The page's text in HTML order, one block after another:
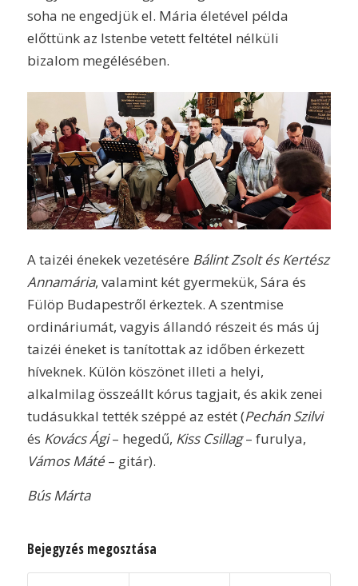
soha ne engedjük el. Mária életével példa
előttünk az Istenbe vetett feltétel nélküli
bizalom megélésében.
A taizéi énekek vezetésére Bálint Zsolt és Kertész
Annamária, valamint két gyermekük, Sára és
Fülöp Budapestről érkeztek. A szentmise
ordináriumát, vagyis állandó részeit és más új
taizéi éneket is tanítottak az időben érkezett
híveknek. Külön köszönet illeti a helyi,
alkalmilag összeállt kórus tagjait, és akik zenei
tudásukkal tették széppé az estét (Pechán Szilvi
és Kovács Ági– hegedű, Kiss Csillag– furulya,
Vámos Máté– gitár).
Bús Márta
Bejegyzés megosztása